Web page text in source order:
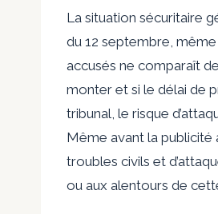
La situation sécuritaire
du 12 septembre,
accusés ne comparaît
monter et si le délai de
tribunal, le risque
Même avant la publicité
troubles civils et
ou aux alentours de